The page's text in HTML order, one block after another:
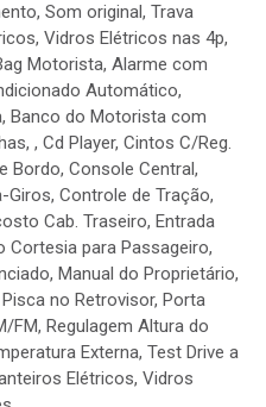
Som original, Trava
Vidros Elétricos nas 4p,
Motorista, Alarme com
Automático,
Banco do Motorista com
, Cd Player, Cintos C/Reg.
Bordo, Console Central,
Controle de Tração,
Cab. Traseiro, Entrada
Cortesia para Passageiro,
Manual do Proprietário,
no Retrovisor, Porta
FM, Regulagem Altura do
Externa, Test Drive a
Elétricos, Vidros